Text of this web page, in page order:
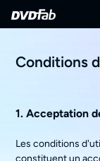
Conditions
1. Acceptation
Les conditions